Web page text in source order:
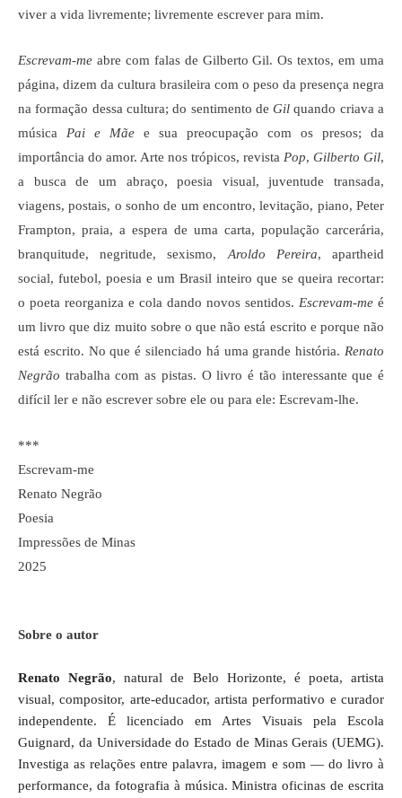
viver a vida livremente; livremente escrever para mim.
Escrevam-me abre com falas de Gilberto Gil. Os textos, em uma
página, dizem da cultura brasileira com o peso da presença negra
na formação dessa cultura; do sentimento de Gil quando criava a
música Pai e Mãe e sua preocupação com os presos; da
importância do amor. Arte nos trópicos, revista Pop, Gilberto Gil,
a busca de um abraço, poesia visual, juventude transada,
viagens, postais, o sonho de um encontro, levitação, piano, Peter
Frampton, praia, a espera de uma carta, população carcerária,
branquitude, negritude, sexismo, Aroldo Pereira, apartheid
social, futebol, poesia e um Brasil inteiro que se queira recortar:
o poeta reorganiza e cola dando novos sentidos. Escrevam-me é
um livro que diz muito sobre o que não está escrito e porque não
está escrito. No que é silenciado há uma grande história. Renato
Negrão trabalha com as pistas. O livro é tão interessante que é
difícil ler e não escrever sobre ele ou para ele: Escrevam-lhe.
***
Escrevam-me
Renato Negrão
Poesia
Impressões de Minas
2025
Sobre o autor
Renato Negrão, natural de Belo Horizonte, é poeta, artista
visual, compositor, arte-educador, artista performativo e curador
independente. É licenciado em Artes Visuais pela Escola
Guignard, da Universidade do Estado de Minas Gerais (UEMG).
Investiga as relações entre palavra, imagem e som — do livro à
performance, da fotografia à música. Ministra oficinas de escrita